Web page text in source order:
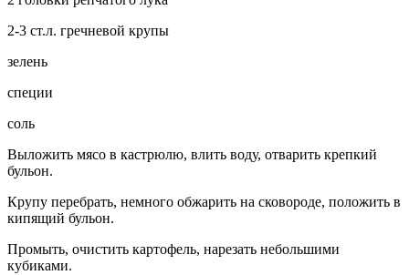
2-3 ст.л. гречневой крупы
зелень
специи
соль
Выложить мясо в кастрюлю, влить воду, отварить крепкий
бульон.
Крупу перебрать, немного обжарить на сковороде, положить в
кипящий бульон.
Промыть, очистить картофель, нарезать небольшими
кубиками.